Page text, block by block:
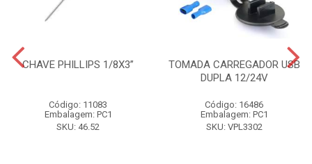
CHAVE PHILLIPS 1/8X3”
Código: 11083
Embalagem: PC1
SKU: 46.52
TOMADA CARREGADOR USB
DUPLA 12/24V
Código: 16486
Embalagem: PC1
SKU: VPL3302